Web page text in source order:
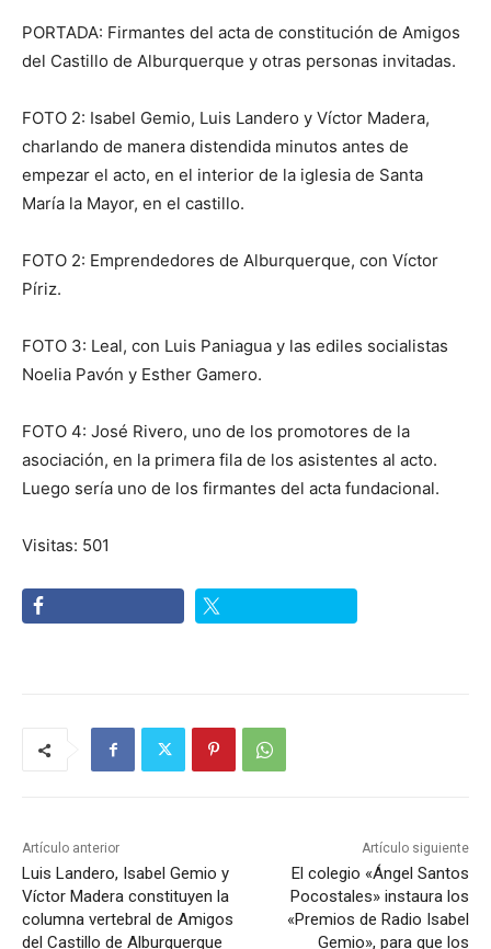
PORTADA: Firmantes del acta de constitución de Amigos
del Castillo de Alburquerque y otras personas invitadas.
FOTO 2: Isabel Gemio, Luis Landero y Víctor Madera,
charlando de manera distendida minutos antes de
empezar el acto, en el interior de la iglesia de Santa
María la Mayor, en el castillo.
FOTO 2: Emprendedores de Alburquerque, con Víctor
Píriz.
FOTO 3: Leal, con Luis Paniagua y las ediles socialistas
Noelia Pavón y Esther Gamero.
FOTO 4: José Rivero, uno de los promotores de la
asociación, en la primera fila de los asistentes al acto.
Luego sería uno de los firmantes del acta fundacional.
Visitas: 501
Artículo anterior
Luis Landero, Isabel Gemio y
Víctor Madera constituyen la
columna vertebral de Amigos
del Castillo de Alburquerque
Artículo siguiente
El colegio «Ángel Santos
Pocostales» instaura los
«Premios de Radio Isabel
Gemio», para que los